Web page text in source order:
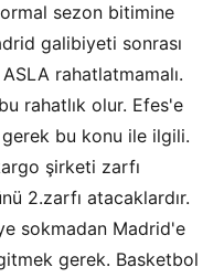
sezon bitimine
galibiyeti sonrası
rahatlatmamalı.
rahatlık olur. Efes'e
bu konu ile ilgili.
şirketi zarfı
2.zarfı atacaklardır.
sokmadan Madrid'e
gerek. Basketbol